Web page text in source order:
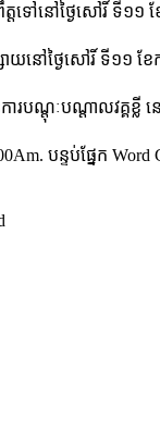
ត្តទៅនៅថ្ងៃសៅរិ៍ ទី​១១ ខ
នៅថ្ងៃសៅរិ៍ ទី​១១ ខែក
ណ្តុៈបណ្តាលវគ្គខ្លី ន
បន្ទប់ផ្នែក ​Word